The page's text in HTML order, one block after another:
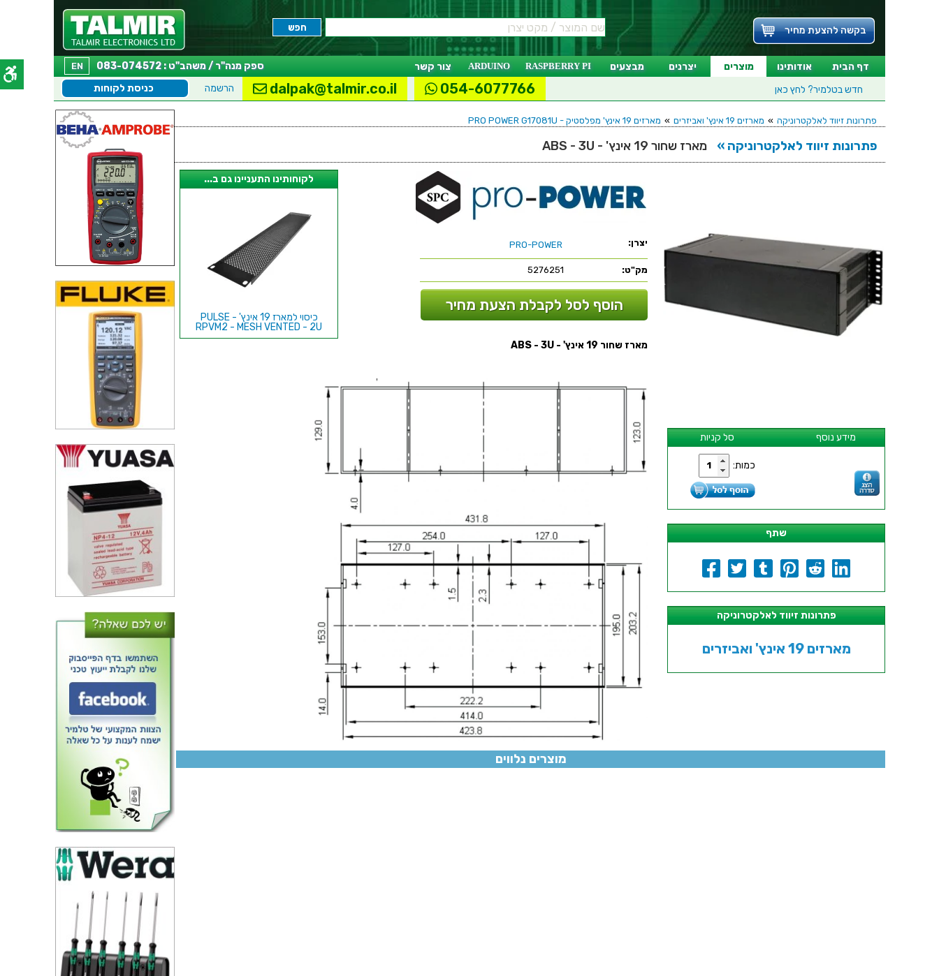
בקשה להצעת מחיר
דף הבית אודותינו מוצרים יצרנים מבצעים RASPBERRY PI
ARDUINO צור קשר EN
ספק מנה"ר / משהב"ט : 083-074572
חדש בטלמיר? לחץ כאן כניסת לקוחות הרשמה dalpak@talmir.co.il 054-6077766
פתרונות זיווד לאלקטרוניקה » מארזים 19 אינץ' ואביזרים » מארזים 19 אינץ' מפלסטיק - PRO POWER G17081U
פתרונות זיווד לאלקטרוניקה » מארז שחור 19 אינץ' - ABS - 3U
סל קניות מידע נוסף
כמות:
שתף
פתרונות זיווד לאלקטרוניקה
מארזים 19 אינץ' ואביזרים
יצרן: PRO-POWER
מק"ט: 5276251
הוסף לסל לקבלת הצעת מחיר
לקוחותינו התעניינו גם ב...
כיסוי למארז 19 אינץ' - PULSE
RPVM2 - MESH VENTED - 2U
177.8MM X 426.72MM - 4U
מארז שחור 19 אינץ' - ABS - 3U
מוצרים נלווים